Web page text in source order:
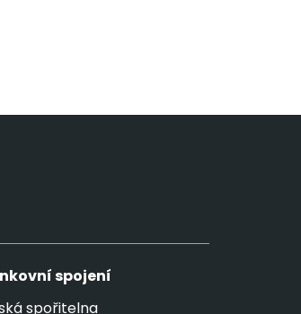
spojení
spořitelna